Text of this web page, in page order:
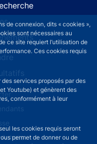
de connexion, dits « cookies »,
sont nécessaires au
ce site requiert l’utilisation de
Ces cookies requis
services proposés par des
Youtube) et génèrent des
conformément à leur
les cookies requis seront
permet de donner ou de